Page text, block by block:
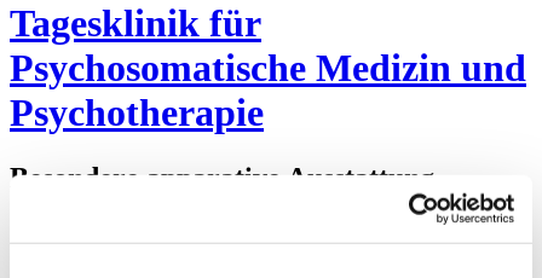
Tagesklinik für
Psychosomatische Medizin und
Psychotherapie
Besondere apparative Ausstattung